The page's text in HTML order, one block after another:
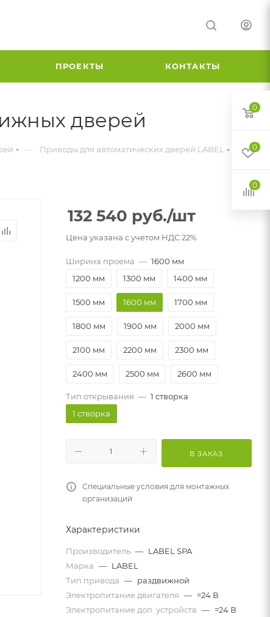
ПРОЕКТЫ КОНТАКТЫ
дверей
— Приводы для автоматических дверей LABEL —
132 540 руб./шт
Цена указана с учетом НДС 22%
Ширина проема — 1600 мм
1200 мм
1300 мм 1400 мм
1500 мм 1600 мм 1700 мм
1800 мм 1900 мм 2000 мм
2100 мм 2200 мм 2300 мм
2400 мм 2500 мм 2600 мм
Тип открывания — 1 створка
1 створка
В ЗАКАЗ
Специальные условия для монтажных
организаций
Характеристики
Производитель — LABEL SPA
Марка — LABEL
Тип привода — раздвижной
Электропитание двигателя — =24 В
Электропитание доп. устройств — =24 В
0
0
0